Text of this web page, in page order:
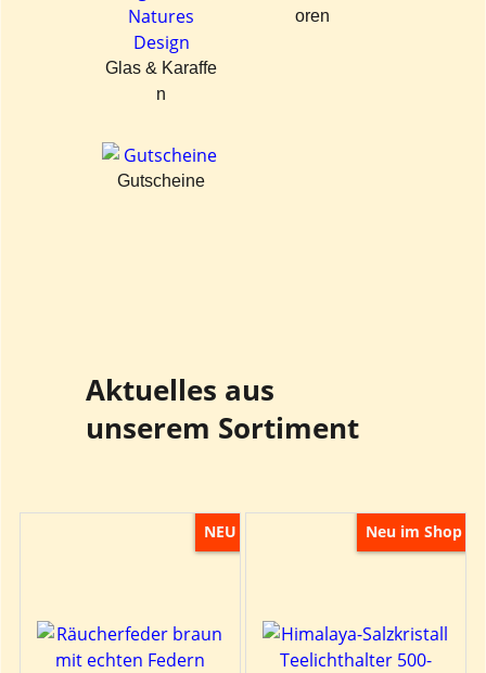
Glas & Karaffe
n
oren
Gutscheine
Aktuelles aus
unserem Sortiment
NEU Neu im Shop